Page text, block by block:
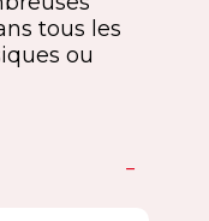
tous les
ou